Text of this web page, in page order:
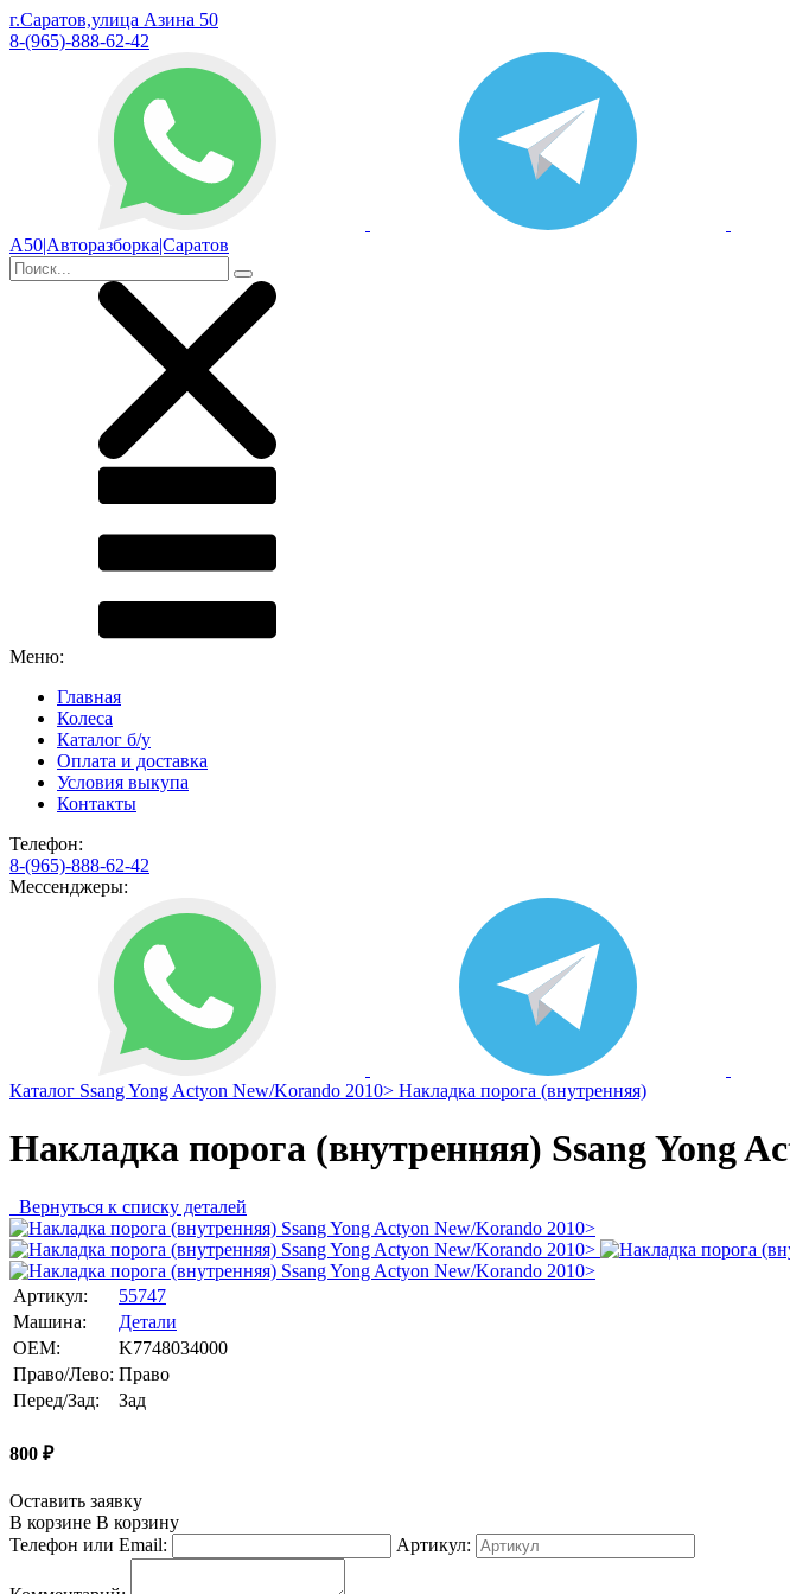
г.Саратов,улица Азина 50
8-(965)-888-62-42
А50|Авторазборка|Саратов
Меню:
Главная
Колеса
Каталог б/у
Оплата и доставка
Условия выкупа
Контакты
Телефон:
8-(965)-888-62-42
Мессенджеры:
Каталог Ssang Yong Actyon New/Korando 2010> Накладка порога (внутренняя)
Накладка порога (внутренняя) Ssang Yong
Вернуться к списку деталей
Артикул:
55747
Машина:
Детали
OEM:
K7748034000
Право/Лево: Право
Перед/Зад:
Зад
800 ₽
Оставить заявку
В корзине В корзину
Телефон или Email:
Артикул: